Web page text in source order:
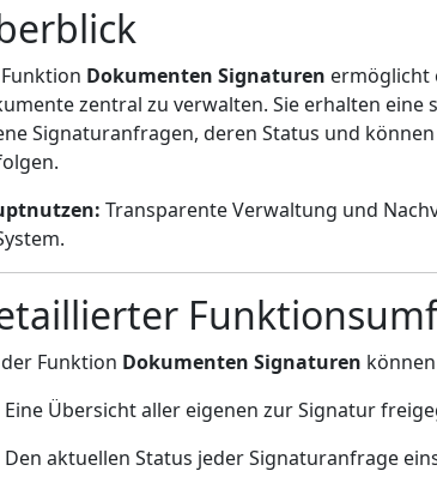
Dokumenten Signaturen ermöglicht
zentral zu verwalten. Sie erhalten
Signaturanfragen, deren Status und
Transparente Verwaltung und
Funktion Dokumenten Signaturen
Eine Übersicht aller eigenen zur Signatur
Den aktuellen Status jeder Signaturanfrage